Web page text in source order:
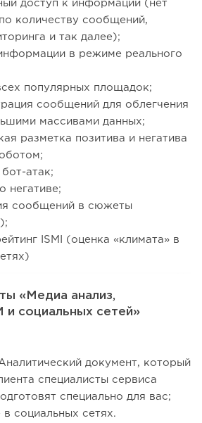
доступ к информации (нет
количеству сообщений,
и так далее);
в режиме реального
популярных площадок;
сообщений для облегчения
массивами данных;
разметка позитива и негатива
атак;
негативе;
сообщений в сюжеты
ISMI (оценка «климата» в
«Медиа анализ,
социальных сетей»
документ, который
специалисты сервиса
специально для вас;
в социальных сетях.